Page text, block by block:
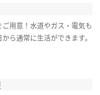
用意！水道やガス・電気も
ら通常に生活ができます。